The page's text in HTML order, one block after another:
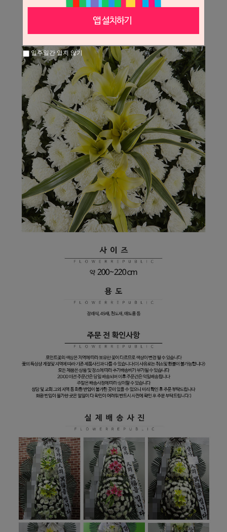
일주일간 열지 않기